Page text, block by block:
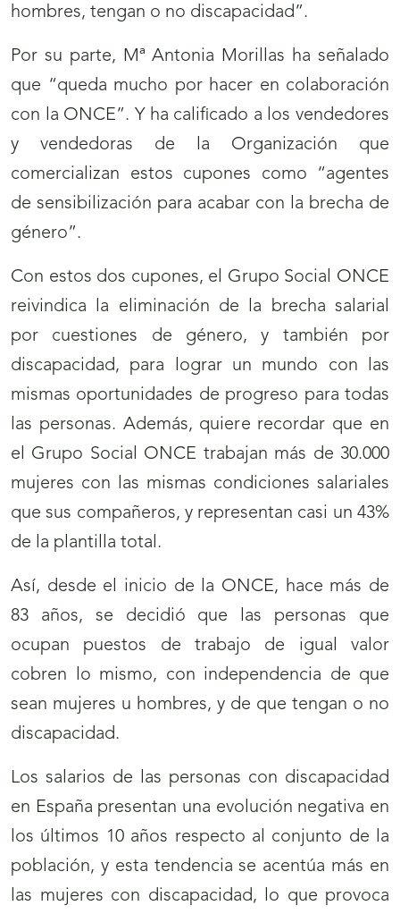
hombres, tengan o no discapacidad”.
Por su parte, Mª Antonia Morillas ha señalado
que “queda mucho por hacer en colaboración
con la ONCE”. Y ha calificado a los vendedores
y vendedoras de la Organización que
comercializan estos cupones como “agentes
de sensibilización para acabar con la brecha de
género”.
Con estos dos cupones, el Grupo Social ONCE
reivindica la eliminación de la brecha salarial
por cuestiones de género, y también por
discapacidad, para lograr un mundo con las
mismas oportunidades de progreso para todas
las personas. Además, quiere recordar que en
el Grupo Social ONCE trabajan más de 30.000
mujeres con las mismas condiciones salariales
que sus compañeros, y representan casi un 43%
de la plantilla total.
Así, desde el inicio de la ONCE, hace más de
83 años, se decidió que las personas que
ocupan puestos de trabajo de igual valor
cobren lo mismo, con independencia de que
sean mujeres u hombres, y de que tengan o no
discapacidad.
Los salarios de las personas con discapacidad
en España presentan una evolución negativa en
los últimos 10 años respecto al conjunto de la
población, y esta tendencia se acentúa más en
las mujeres con discapacidad, lo que provoca